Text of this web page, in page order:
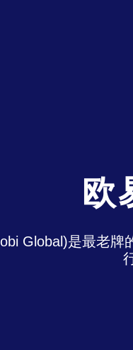
欧
Global)是最老牌